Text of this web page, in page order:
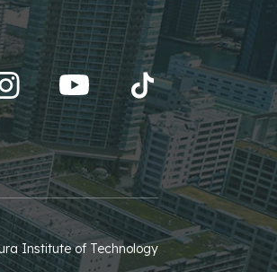
Institute of Technology